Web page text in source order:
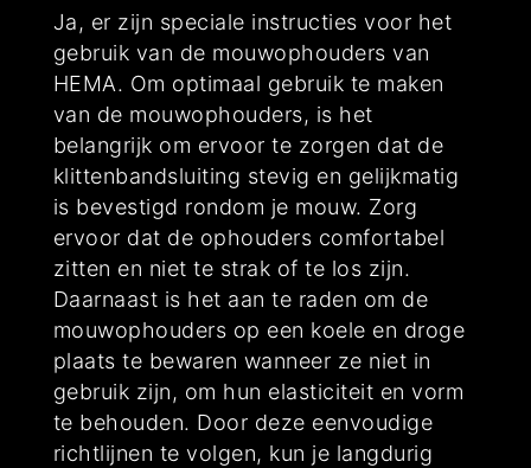
Ja, er zijn speciale instructies voor het
gebruik van de mouwophouders van
HEMA. Om optimaal gebruik te maken
van de mouwophouders, is het
belangrijk om ervoor te zorgen dat de
klittenbandsluiting stevig en gelijkmatig
is bevestigd rondom je mouw. Zorg
ervoor dat de ophouders comfortabel
zitten en niet te strak of te los zijn.
Daarnaast is het aan te raden om de
mouwophouders op een koele en droge
plaats te bewaren wanneer ze niet in
gebruik zijn, om hun elasticiteit en vorm
te behouden. Door deze eenvoudige
richtlijnen te volgen, kun je langdurig